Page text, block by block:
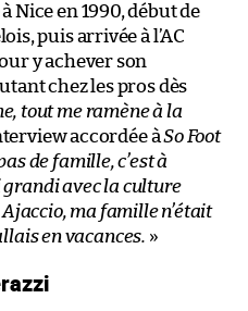
Nice en 1990, début de
puis arrivée à l’AC
y achever son
chez les pros dès
tout me ramène à la
accordée àSo Foot
de famille, c’est à
grandi avec la culture
ma famille n’était
en vacances. »